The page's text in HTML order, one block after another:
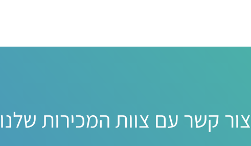
צור קשר עם צוות המכירות שלנו